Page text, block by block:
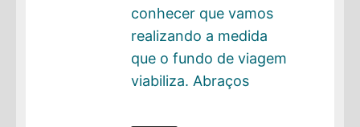
conhecer que vamos
realizando a medida
que o fundo de viagem
viabiliza. Abraços